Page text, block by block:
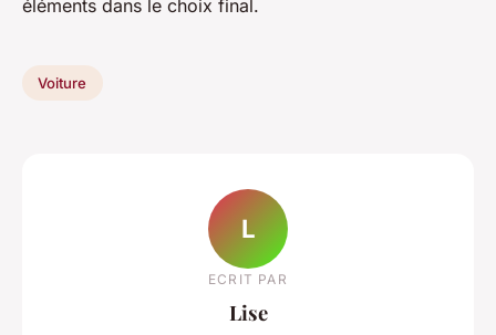
éléments dans le choix final.
Voiture
L
ECRIT PAR
Lise